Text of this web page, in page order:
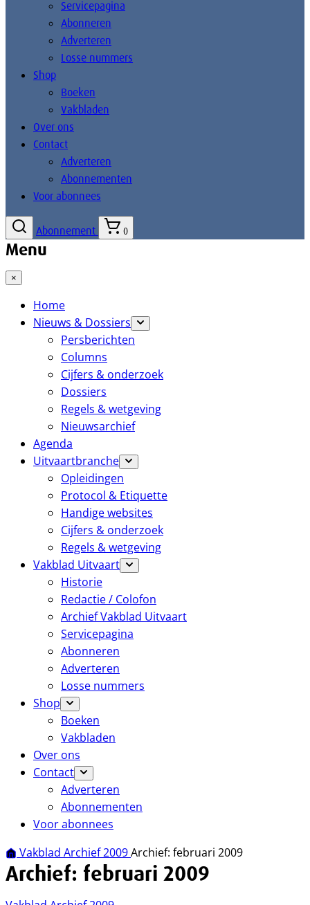
Servicepagina
Abonneren
Adverteren
Losse nummers
Shop
Boeken
Vakbladen
Over ons
Contact
Adverteren
Abonnementen
Voor abonnees
Abonnement 0
Menu
×
Home
Nieuws & Dossiers
Persberichten
Columns
Cijfers & onderzoek
Dossiers
Regels & wetgeving
Nieuwsarchief
Agenda
Uitvaartbranche
Opleidingen
Protocol & Etiquette
Handige websites
Cijfers & onderzoek
Regels & wetgeving
Vakblad Uitvaart
Historie
Redactie / Colofon
Archief Vakblad Uitvaart
Servicepagina
Abonneren
Adverteren
Losse nummers
Shop
Boeken
Vakbladen
Over ons
Contact
Adverteren
Abonnementen
Voor abonnees
Vakblad Archief 2009Archief: februari 2009
Archief: februari 2009